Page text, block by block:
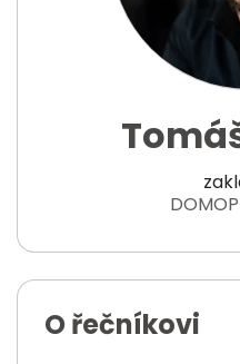
O řečníkovi